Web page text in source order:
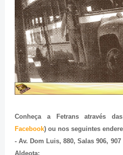
Conheça a Fetrans através
Facebook) ou nos seguintes
- Av. Dom Luis, 880, Salas 906,
Aldeota;